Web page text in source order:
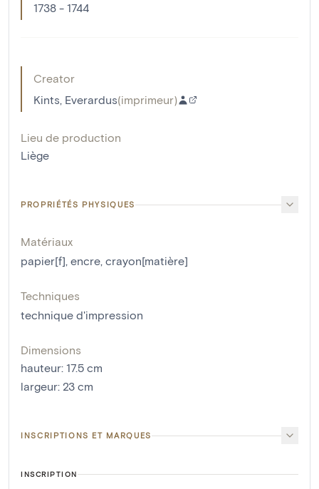
1738 - 1744
Creator
Kints, Everardus(imprimeur)
Lieu de production
Liège
PROPRIÉTÉS PHYSIQUES
Matériaux
papier[f], encre, crayon[matière]
Techniques
technique d'impression
Dimensions
hauteur: 17.5 cm
largeur: 23 cm
INSCRIPTIONS ET MARQUES
INSCRIPTION